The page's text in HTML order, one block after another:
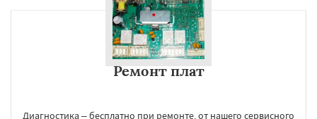
Ремонт плат
Диагностика – бесплатно при ремонте, от нашего сервисного